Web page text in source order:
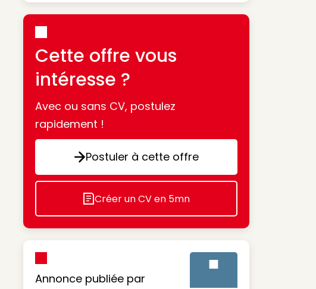
Cette offre vous
intéresse ?
Avec ou sans CV, postulez
rapidement !
Postuler à cette offre
Postuler à cette offre
Icon decorative
Créer un CV en 5mn
Annonce publiée par